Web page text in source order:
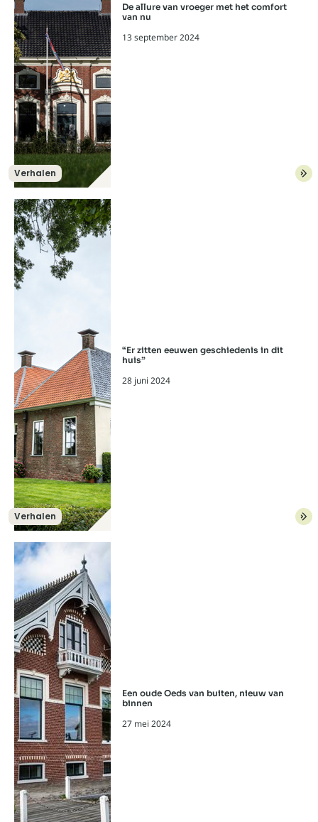
De allure van vroeger met het comfort
van nu
Verhalen
13 september 2024
Lees meer over: De allure van
“Er zitten eeuwen geschiedenis in dit
huis”
Verhalen
28 juni 2024
Lees meer over: “Er zitten eeuwen
Een oude Oeds van buiten, nieuw van
binnen
27 mei 2024